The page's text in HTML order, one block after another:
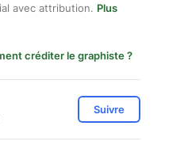
avec attribution. Plus
créditer le graphiste ?
Suivre